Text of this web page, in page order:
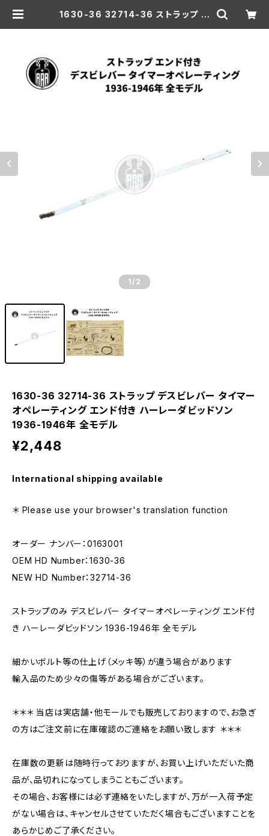
1630-36 32714-36 ストラップ デ
1 /2
1630-36 32714-36 ストラップ デスビレバー タイマー
オペレーティング エンド付き ハーレーダビッドソン
1936-1946年 全モデル
¥2,448
International shipping available
＊ Please use your browser's translation function
オーダー ナンバー：0163001
OEM HD Number：1630-36
NEW HD Number：32714-36
ストラップのみ デスビレバー タイマーオペレーティング エンド付
き ハーレーダビッドソン 1936-1946年 全モデル
細かいボルト等の仕上げ（メッキ等）が違う場合があります
輸入品のため少々の傷等がある場合がございます。
＊＊＊ 当店は実店舗・他モールでも販売しておりますので、お急ぎ
の方はご注文前に在庫確認のご連絡をお願い致します ＊＊＊
在庫数の更新は随時行っておりますが、お買い上げいただいた商
品が、品切れになってしまうこともございます。
その場合、お客様には必ず連絡をいたしますが、万が一入荷予定
がない場合は、キャンセルさせていただく場合もございますことを
あらかじめご了承ください。